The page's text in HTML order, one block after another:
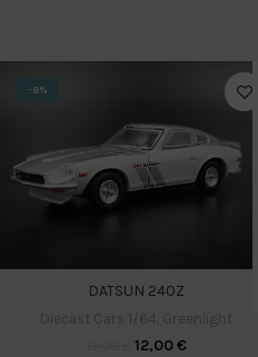
-8%
DATSUN 240Z
12,00€